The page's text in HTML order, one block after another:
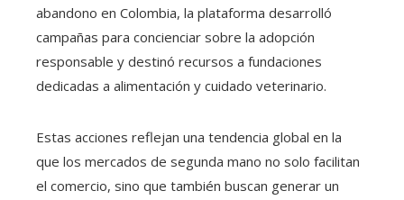
abandono en Colombia, la plataforma desarrolló
campañas para concienciar sobre la adopción
responsable y destinó recursos a fundaciones
dedicadas a alimentación y cuidado veterinario.
Estas acciones reflejan una tendencia global en la
que los mercados de segunda mano no solo facilitan
el comercio, sino que también buscan generar un